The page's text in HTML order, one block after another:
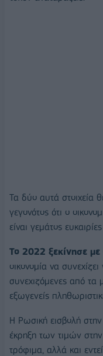
Τα δύο αυτά στοιχεία
γεγονότος ότι ο
είναι γεμάτος
Το 2022 ξεκίνησε με
οικονομία να
συνεχιζόμενες από
εξωγενείς
Η Ρωσική εισβολή
έκρηξη των τιμών
τρόφιμα, αλλά και